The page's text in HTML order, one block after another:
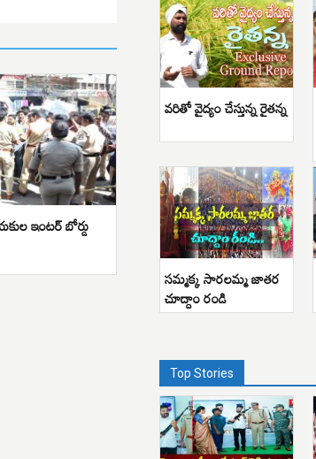
ఇంటర్ బోర్డు
వరితో వైద్యం చేస్తున్న రైతన్న
సమ్మక్క సారలమ్మ జాతర
చూద్దాం రండి
Top Stories